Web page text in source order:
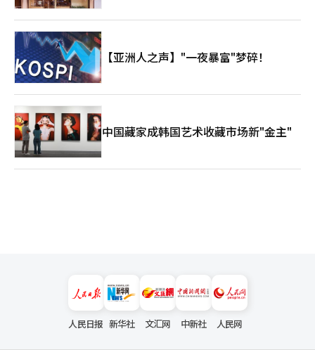
【亚洲人之声】"一夜暴富"梦碎！
中国藏家成韩国艺术收藏市场新"金主"
人民日报 新华社 文汇网 中新社 人民网